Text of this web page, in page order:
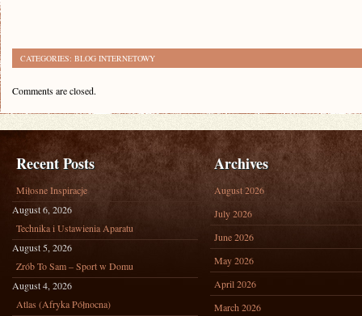
CATEGORIES: BLOG INTERNETOWY
Comments are closed.
Recent Posts
Miłosne Inspiracje
August 6, 2026
Technika i Ustawienia Aparatu
August 5, 2026
Zrób To Sam – Sport w Domu
August 4, 2026
Atlas (Afryka Północna)
Archives
August 2026
July 2026
June 2026
May 2026
April 2026
March 2026